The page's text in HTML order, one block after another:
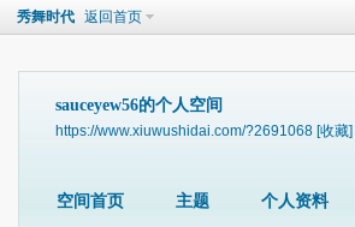
秀舞时代 返回首页
sauceyew56的个人空间
https://www.xiuwushidai.com/?2691068 [收藏]
空间首页 主题 个人资料